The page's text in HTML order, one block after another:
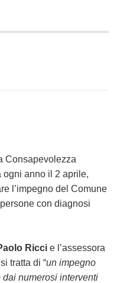
Consapevolezza
ogni anno il 2 aprile,
l’impegno del Comune
con diagnosi
Ricci e l’assessora
si tratta di “un impegno
numerosi interventi